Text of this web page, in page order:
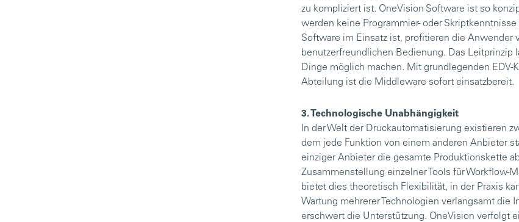
zu kompliziert ist. OneVision Software ist so
werden keine Programmier- oder
Software im Einsatz ist, profitieren die Anwender
benutzerfreundlichen Bedienung. Das
Dinge möglich machen. Mit grundlegenden EDV-
Abteilung ist die Middleware sofort einsatzbereit.
3. Technologische Unabhängigkeit
In der Welt der Druckautomatisierung existieren
dem jede Funktion von einem anderen Anbieter
einziger Anbieter die gesamte Produktionskette
Zusammenstellung einzelner Tools für Workflow-
bietet dies theoretisch Flexibilität, in der Praxis
Wartung mehrerer Technologien verlangsamt die
erschwert die Unterstützung. OneVision verfolgt